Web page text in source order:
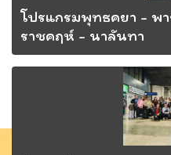
โปรแกรมพุทธคยา - พ
ราชคฤห์ - นาลันทา